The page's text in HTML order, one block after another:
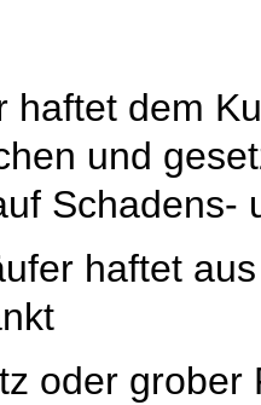
haftet dem
und
Schadens-
haftet
oder grober